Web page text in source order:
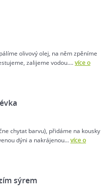
olivový olej, na něm zpěníme
zalijeme vodou....více o
chytat barvu), přidáme na kousky
dýni a nakrájenou...více o
sýrem